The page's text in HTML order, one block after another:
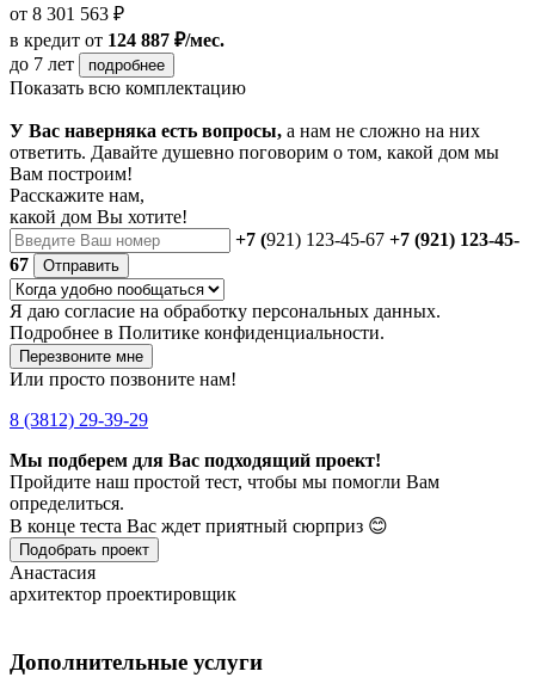
от 8 301 563 ₽
в кредит от 124 887 ₽/мес.
до 7 лет
подробнее
Показать всю комплектацию
У Вас наверняка есть вопросы, а нам не сложно на них
ответить. Давайте душевно поговорим о том, какой дом мы
Вам построим!
Расскажите нам,
какой дом Вы хотите!
+7 (921) 123-45-67 +7 (921) 123-45-
67
Отправить
Я даю согласие на обработку персональных данных.
Подробнее в Политике конфиденциальности.
Перезвоните мне
Или просто позвоните нам!
8 (3812) 29-39-29
Мы подберем для Вас подходящий проект!
Пройдите наш простой тест, чтобы мы помогли Вам
определиться.
В конце теста Вас ждет приятный сюрприз 😊
Подобрать проект
Анастасия
архитектор проектировщик
Дополнительные услуги